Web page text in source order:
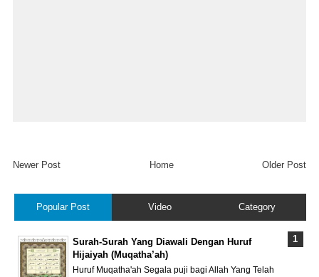
Newer Post Older Post
Home
Popular Post Video Category
Surah-Surah Yang Diawali Dengan Huruf
Hijaiyah (Muqatha’ah)
Huruf Muqatha'ah Segala puji bagi Allah Yang Telah